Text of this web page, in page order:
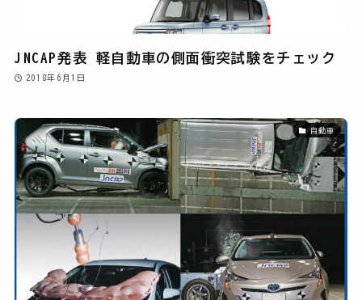
JNCAP発表 軽自動車の側面衝突試験をチェック
2018年6月1日
自動車